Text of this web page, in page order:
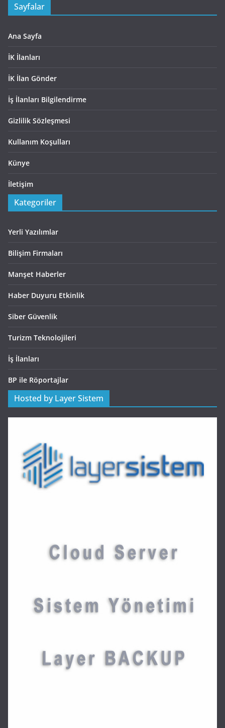
Sayfalar
Ana Sayfa
İK İlanları
İK İlan Gönder
İş İlanları Bilgilendirme
Gizlilik Sözleşmesi
Kullanım Koşulları
Künye
İletişim
Kategoriler
Yerli Yazılımlar
Bilişim Firmaları
Manşet Haberler
Haber Duyuru Etkinlik
Siber Güvenlik
Turizm Teknolojileri
İş İlanları
BP ile Röportajlar
Hosted by Layer Sistem